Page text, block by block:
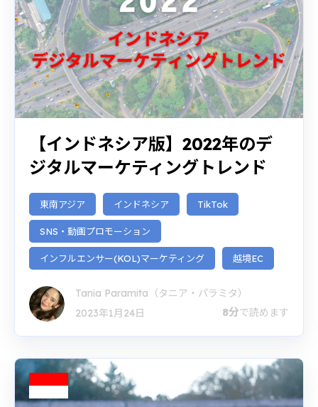
【インドネシア版】2022年のデ
ジタルマーケティングトレンド
東南アジア インドネシア TikTok
SNS・動画プロモーション
インフルエンサー(KOL)マーケティング 越境EC
Tania Paramita（タニア・パラミタ）
2023年1月24日
8分で読めます